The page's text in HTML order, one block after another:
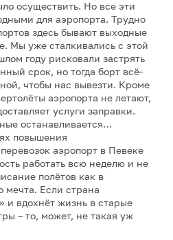
осуществить. Но все эти
для аэропорта. Трудно
здесь бывают выходные
Мы уже сталкивались с этой
году рисковали застрять
срок, но тогда борт всё-
чтобы нас вывезти. Кроме
аэропорта не летают,
услуги заправки.
останавливается…
повышения
аэропорт в Певеке
работать всю неделю и не
полётов как в
мечта. Если страна
и вдохнёт жизнь в старые
– то, может, не такая уж